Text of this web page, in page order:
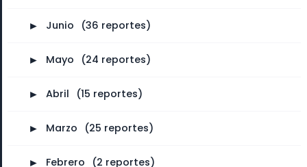
► Junio (36 reportes)
► Mayo (24 reportes)
► Abril (15 reportes)
► Marzo (25 reportes)
► Febrero (2 reportes)